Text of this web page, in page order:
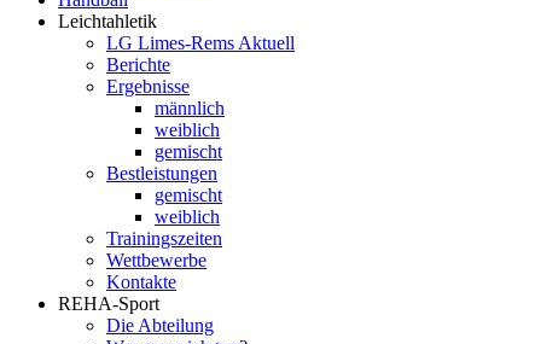
Leichtahletik
LG Limes-Rems Aktuell
Berichte
Ergebnisse
männlich
weiblich
gemischt
Bestleistungen
gemischt
weiblich
Trainingszeiten
Wettbewerbe
Kontakte
REHA-Sport
Die Abteilung